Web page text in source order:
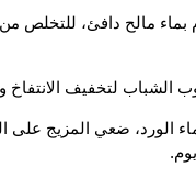
مالح دافئ، للتخلص
لتخفيف الانتفاخ
الورد، ضعي المزيج